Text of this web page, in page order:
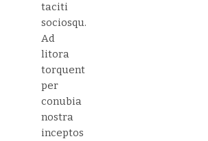
taciti
sociosqu.
Ad
litora
torquent
per
conubia
nostra
inceptos